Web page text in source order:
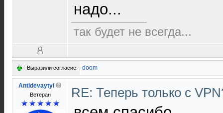
надо...
так будет не всегда...
Выразили согласие: doom
Antidevaytyi
Ветеран RE: Теперь только с